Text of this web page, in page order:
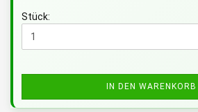
Stück:
IN DEN WARENKORB